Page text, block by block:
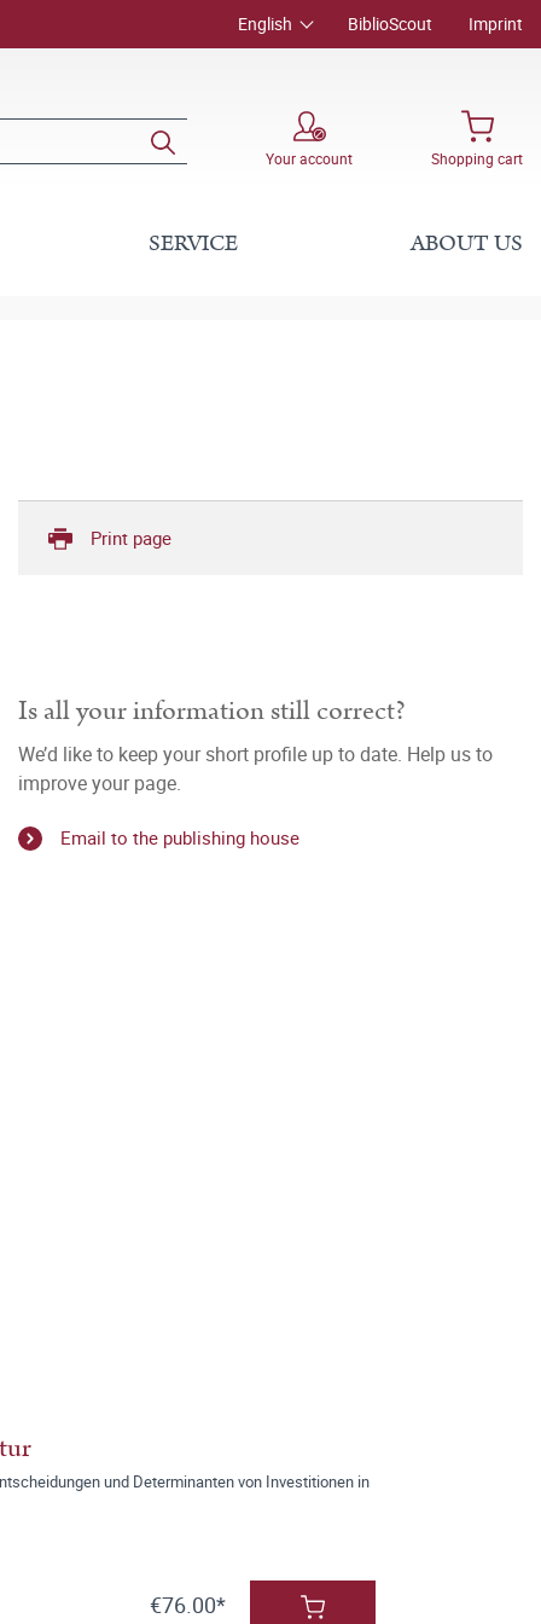
English BiblioScout Imprint
Your account Shopping cart
SERVICE ABOUT US
Print page
Is all your information still correct?
We’d like to keep your short profile up to date. Help us to
improve your page.
Email to the publishing house
und Determinanten von Investitionen in
€76.00*